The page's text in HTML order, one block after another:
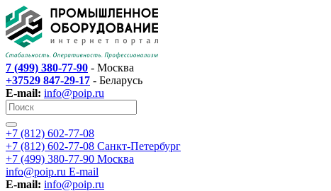
7 (499) 380-77-90 - Москва
+37529 847-29-17 - Беларусь
E-mail: info@poip.ru
+7 (812) 602-77-08
+7 (812) 602-77-08 Санкт-Петербург
+7 (499) 380-77-90 Москва
info@poip.ru E-mail
E-mail: info@poip.ru